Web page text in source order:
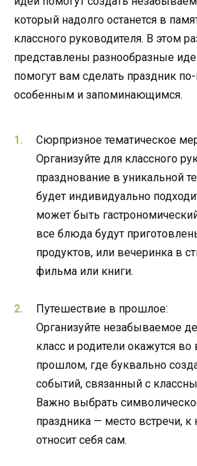
который надолго останется в
классного руководителя. В этом
представлены разнообразные
помогут вам сделать праздник
особенным и запоминающимся.
Сюрпризное тематическое
Организуйте для классного
празднование в уникальной
будет индивидуально
может быть
все блюда будут
продуктов, или вечеринка в
фильма или книги.
Путешествие в прошлое:
Организуйте незабываемое
класс и родители окажутся
прошлом, где буквально
событий, связанный с
Важно выбрать
праздника — место встречи, к
относит себя сам.